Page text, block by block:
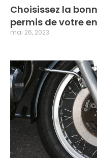
Choisissez la
permis de votre
mai 26, 2023